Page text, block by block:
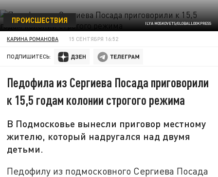
ILYA MOSKOVETS/GLOBALLOOKPRESS
ПРОИСШЕСТВИЯ
КАРИНА РОМАНОВА 15 СЕНТЯБРЯ 16:52
ПОДПИШИТЕСЬ:
Педофила из Сергиева Посада приговорили
к 15,5 годам колонии строгого режима
В Подмосковье вынесли приговор местному
жителю, который надругался над двумя
детьми.
Педофилу из подмосковного Сергиева Посада